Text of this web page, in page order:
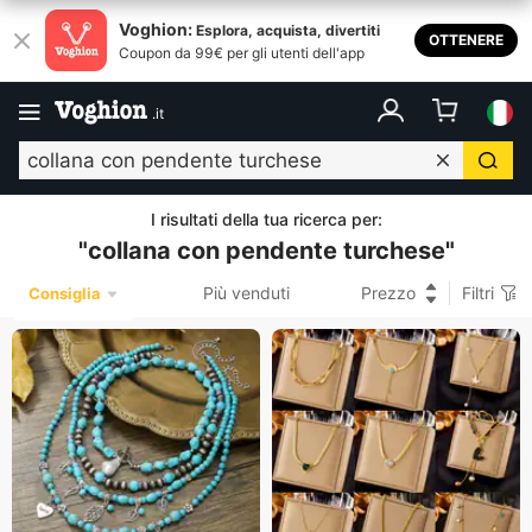
Voghion: Esplora, acquista, divertiti
Coupon da 99€ per gli utenti dell'app
OTTENERE
.it
I risultati della tua ricerca per:
"collana con pendente turchese"
Consiglia Più venduti Prezzo Filtri